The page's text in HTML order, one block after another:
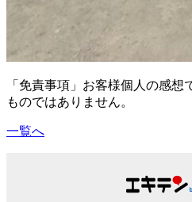
「免責事項」お客様個人の感
ものではありません。
一覧へ